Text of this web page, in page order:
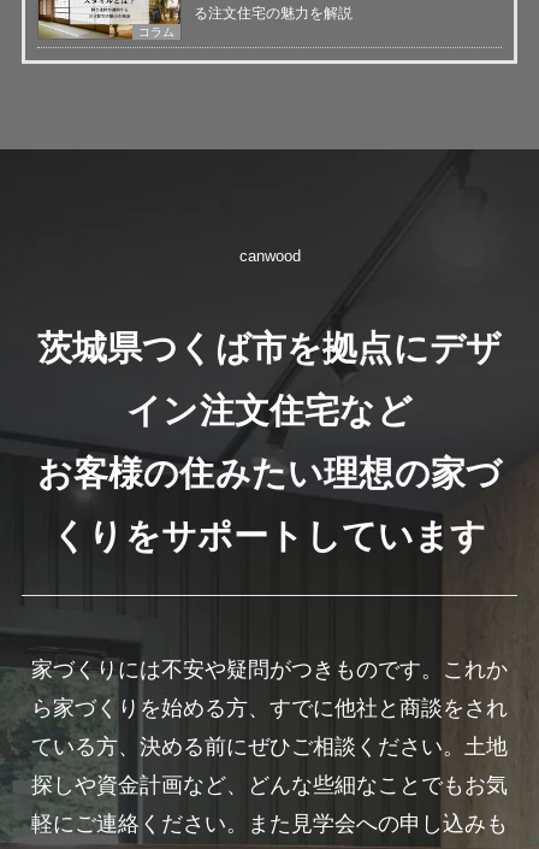
コラム
る注文住宅の魅力を解説
canwood
茨城県つくば市を拠点にデザ
イン注文住宅など
お客様の住みたい理想の家づ
くりをサポートしています
家づくりには不安や疑問がつきものです。これか
ら家づくりを始める方、すでに他社と商談をされ
ている方、決める前にぜひご相談ください。土地
探しや資金計画など、どんな些細なことでもお気
軽にご連絡ください。また見学会への申し込みも